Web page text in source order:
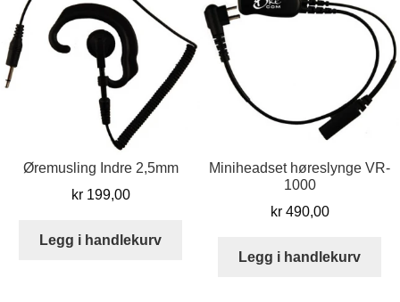
Øremusling Indre 2,5mm
kr199,00
Legg i handlekurv
Miniheadset høreslynge VR-
1000
kr490,00
Legg i handlekurv